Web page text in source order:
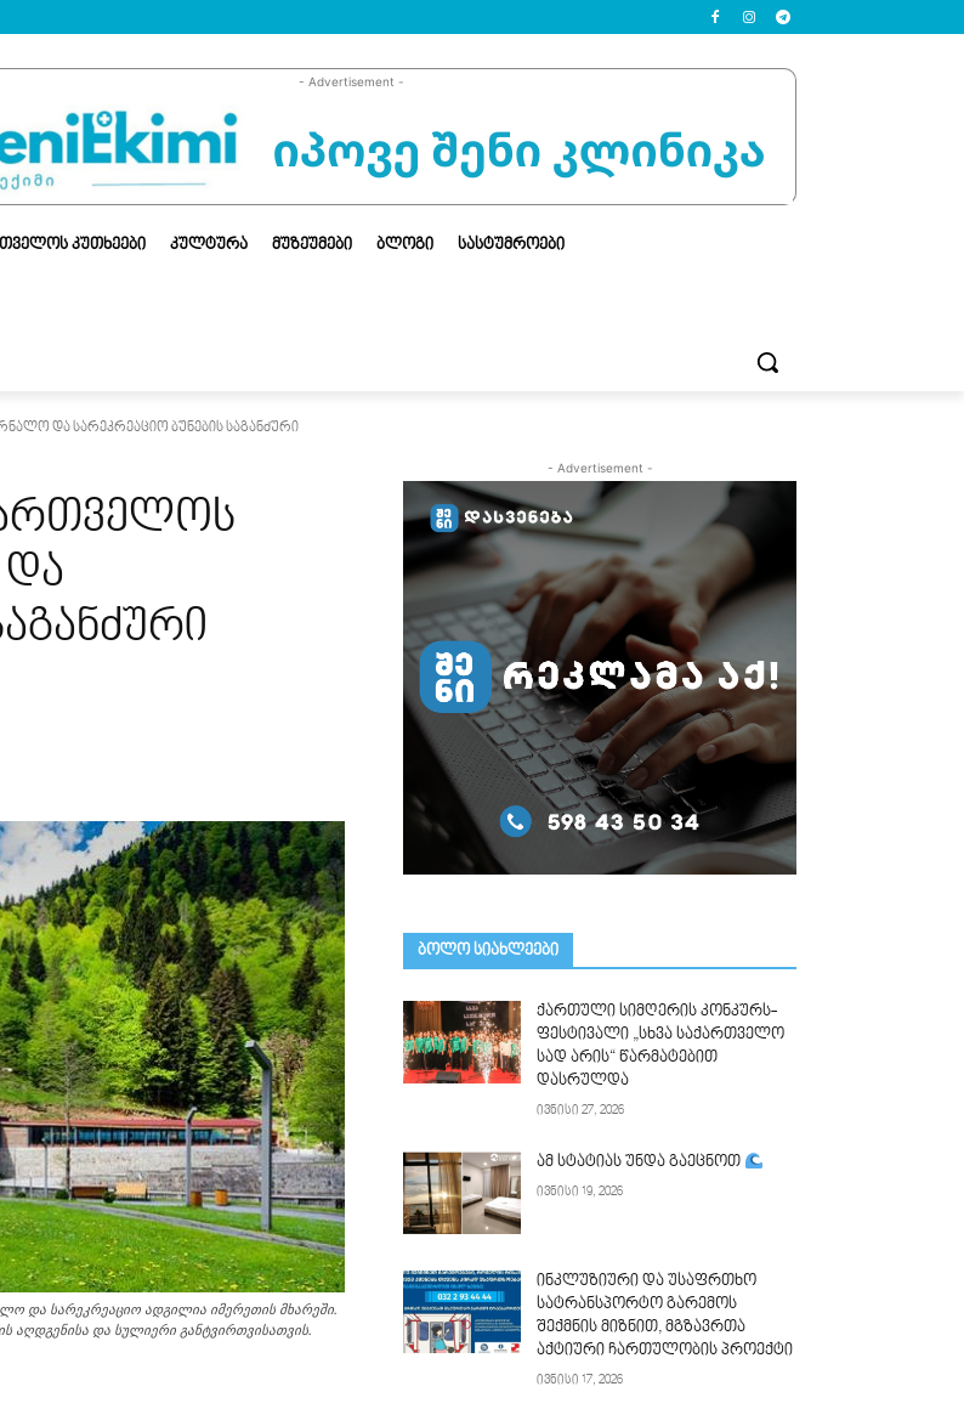
- Advertisement -
ᲙᲣᲗᲮᲔᲔᲑᲘ ᲙᲣᲚᲢᲣᲠᲐ ᲛᲣᲖᲔᲣᲛᲔᲑᲘ ᲑᲚᲝᲒᲘ ᲡᲐᲡᲢᲣᲛᲠᲝᲔᲑᲘ
და სარეკრეაციო ბუნების საგანძური
და სარეკრეაციო ადგილია იმერეთის მხარეში.
აღდგენისა და სულიერი განტვირთვისათვის.
- Advertisement -
ᲑᲝᲚᲝ ᲡᲘᲐᲮᲚᲔᲔᲑᲘ
ქართული სიმღერის კონკურს-
ფესტივალი „სხვა საქართველო
სად არის“ წარმატებით
დასრულდა
ივნისი 27, 2026
ამ სტატიას უნდა გაეცნოთ
ივნისი 19, 2026
ინკლუზიური და უსაფრთხო
სატრანსპორტო გარემოს
შექმნის მიზნით, მგზავრთა
აქტიური ჩართულობის პროექტი
ივნისი 17, 2026